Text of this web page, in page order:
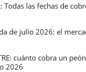
Todas las fechas de
de julio 2026: el
cuánto cobra un
2026